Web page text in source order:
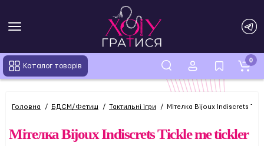
Каталог товарів
0
Головна БДСМ/Фетиш Тактильні ігри Мітелка Bijoux Indiscrets
Мітелка Bijoux Indiscrets Tickle me tickler